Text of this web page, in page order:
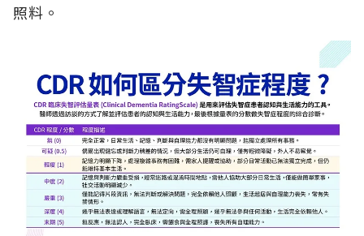
照料。